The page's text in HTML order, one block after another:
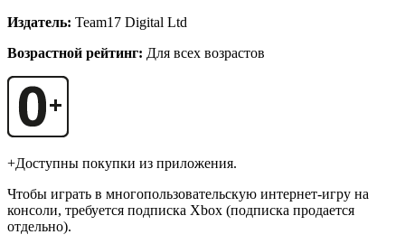
Издатель: Team17 Digital Ltd
Возрастной рейтинг: Для всех возрастов
+Доступны покупки из приложения.
Чтобы играть в многопользовательскую интернет-игру на
консоли, требуется подписка Xbox (подписка продается
отдельно).